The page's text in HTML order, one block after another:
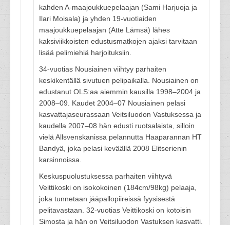
kahden A-maajoukkuepelaajan (Sami Harjuoja ja
Ilari Moisala) ja yhden 19-vuotiaiden
maajoukkuepelaajan (Atte Lämsä) lähes
kaksiviikkoisten edustusmatkojen ajaksi tarvitaan
lisää pelimiehiä harjoituksiin.
34-vuotias Nousiainen viihtyy parhaiten
keskikentällä sivutuen pelipaikalla. Nousiainen on
edustanut OLS:aa aiemmin kausilla 1998–2004 ja
2008–09. Kaudet 2004–07 Nousiainen pelasi
kasvattajaseurassaan Veitsiluodon Vastuksessa ja
kaudella 2007–08 hän edusti ruotsalaista, silloin
vielä Allsvenskanissa pelannutta Haaparannan HT
Bandyä, joka pelasi keväällä 2008 Elitserienin
karsinnoissa.
Keskuspuolustuksessa parhaiten viihtyvä
Veittikoski on isokokoinen (184cm/98kg) pelaaja,
joka tunnetaan jääpallopiireissä fyysisestä
pelitavastaan. 32-vuotias Veittikoski on kotoisin
Simosta ja hän on Veitsiluodon Vastuksen kasvatti.